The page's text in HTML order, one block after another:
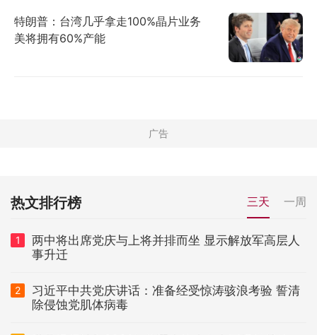
特朗普：台湾几乎拿走100%晶片业务
美将拥有60%产能
热文排行榜 三天 一周
1
两中将出席党庆与上将并排而坐 显示解放军高层人
事升迁
2
习近平中共党庆讲话：准备经受惊涛骇浪考验 誓清
除侵蚀党肌体病毒